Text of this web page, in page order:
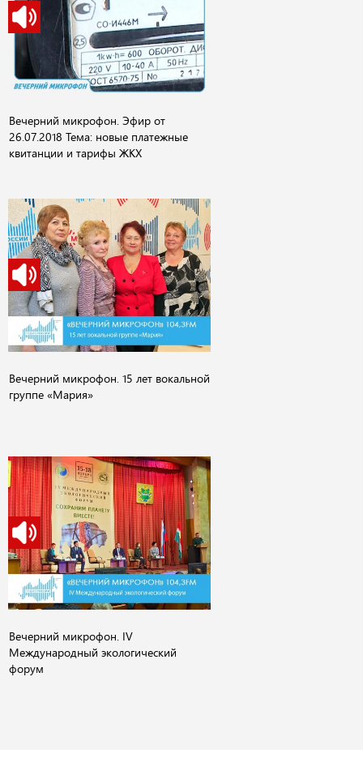
Вечерний микрофон. Эфир от
26.07.2018 Тема: новые платежные
квитанции и тарифы ЖКХ
Вечерний микрофон. 15 лет вокальной
группе «Мария»
Вечерний микрофон. IV
Международный экологический
форум